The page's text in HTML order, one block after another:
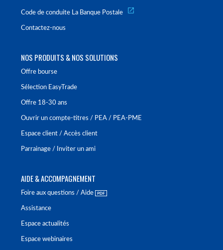
Code de conduite La Banque Postale
Contactez-nous
NOS PRODUITS & NOS SOLUTIONS
Offre bourse
Sélection EasyTrade
Offre 18-30 ans
Ouvrir un compte-titres / PEA / PEA-PME
Espace client / Accès client
Parrainage / Inviter un ami
AIDE & ACCOMPAGNEMENT
Foire aux questions / Aide
Assistance
Espace actualités
Espace webinaires